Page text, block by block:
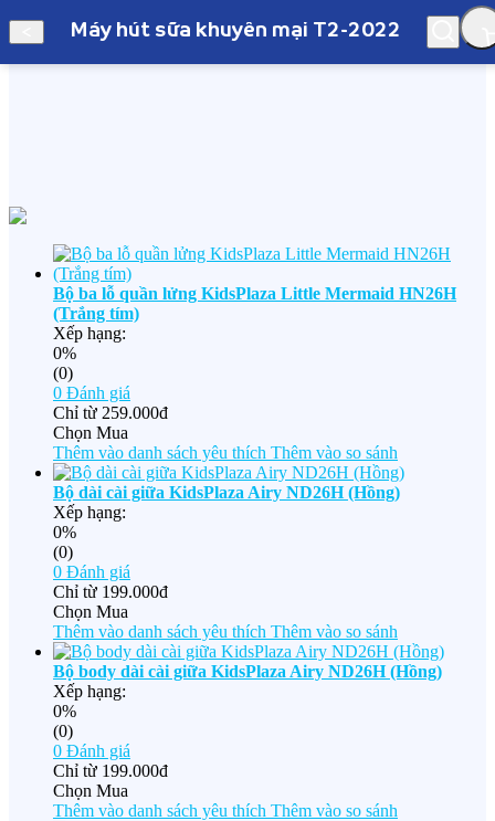
Máy hút sữa khuyến mại T2-2022
Hà Nội
Máy hút sữa khuyến mại T2-2022
Bộ ba lỗ quần lửng KidsPlaza Little Mermaid HN26H
(Trắng tím)
Xếp hạng:
0%
(0)
0 Đánh giá
Chỉ từ 259.000đ
Chọn Mua
Thêm vào danh sách yêu thích Thêm vào so sánh
Bộ dài cài giữa KidsPlaza Airy ND26H (Hồng)
Xếp hạng:
0%
(0)
0 Đánh giá
Chỉ từ 199.000đ
Chọn Mua
Thêm vào danh sách yêu thích Thêm vào so sánh
Bộ body dài cài giữa KidsPlaza Airy ND26H (Hồng)
Xếp hạng:
0%
(0)
0 Đánh giá
Chỉ từ 199.000đ
Chọn Mua
Thêm vào danh sách yêu thích Thêm vào so sánh